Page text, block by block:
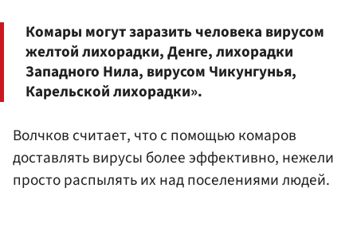
Комары могут заразить человека вирусом
желтой лихорадки, Денге, лихорадки
Западного Нила, вирусом Чикунгунья,
Карельской лихорадки».
Волчков считает, что с помощью комаров
доставлять вирусы более эффективно, нежели
просто распылять их над поселениями людей.